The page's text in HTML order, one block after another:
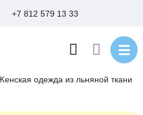
+7 812 579 13 33
одежда из льняной ткани